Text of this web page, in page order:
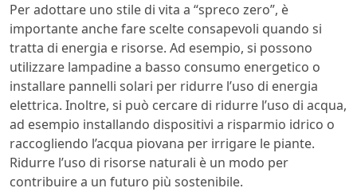
Per adottare uno stile di vita a “spreco zero”, è
importante anche fare scelte consapevoli quando si
tratta di energia e risorse. Ad esempio, si possono
utilizzare lampadine a basso consumo energetico o
installare pannelli solari per ridurre l’uso di energia
elettrica. Inoltre, si può cercare di ridurre l’uso di acqua,
ad esempio installando dispositivi a risparmio idrico o
raccogliendo l’acqua piovana per irrigare le piante.
Ridurre l’uso di risorse naturali è un modo per
contribuire a un futuro più sostenibile.